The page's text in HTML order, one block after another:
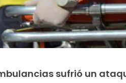
sufrió un